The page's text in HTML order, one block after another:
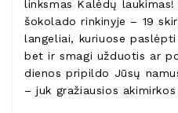
linksmas Kalėdų
šokolado rinkinyje – 19
langeliai, kuriuose
bet ir smagi užduotis ar
dienos pripildo Jūsų
– juk gražiausios